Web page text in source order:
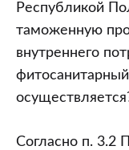
Республикой
таможенную
внутреннего
Согласно п. 3.2